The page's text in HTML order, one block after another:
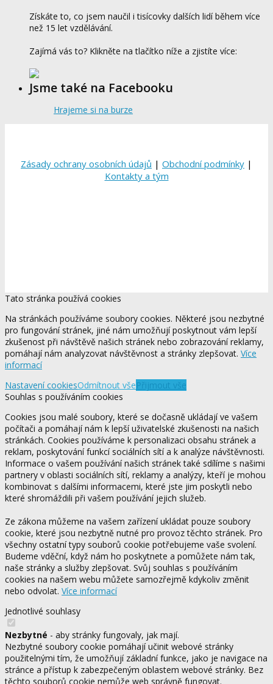
Získáte to, co jsem naučil i tisícovky dalších lidí během více
než 15 let vzdělávání.
Zajímá vás to? Klikněte na tlačítko níže a zjistíte více:
Jsme také na Facebooku
Hrajeme si na burze
Zásady ochrany osobních údajů | Obchodní podmínky |
Kontakty a tým
Tato stránka používá cookies
Na stránkách používáme soubory cookies. Některé jsou nezbytné
pro fungování stránek, jiné nám umožňují poskytnout vám lepší
zkušenost při návštěvě našich stránek nebo zobrazování reklamy,
pomáhají nám analyzovat návštěvnost a stránky zlepšovat. Více
informací
Nastavení cookiesOdmítnout všePřijmout vše
Souhlas s používáním cookies
Cookies jsou malé soubory, které se dočasně ukládají ve vašem
počítači a pomáhají nám k lepší uživatelské zkušenosti na našich
stránkách. Cookies používáme k personalizaci obsahu stránek a
reklam, poskytování funkcí sociálních sítí a k analýze návštěvnosti.
Informace o vašem používání našich stránek také sdílíme s našimi
partnery v oblasti sociálních sítí, reklamy a analýzy, kteří je mohou
kombinovat s dalšími informacemi, které jste jim poskytli nebo
které shromáždili při vašem používání jejich služeb.
Ze zákona můžeme na vašem zařízení ukládat pouze soubory
cookie, které jsou nezbytně nutné pro provoz těchto stránek. Pro
všechny ostatní typy souborů cookie potřebujeme vaše svolení.
Budeme vděční, když nám ho poskytnete a pomůžete nám tak,
naše stránky a služby zlepšovat. Svůj souhlas s používáním
cookies na našem webu můžete samozřejmě kdykoliv změnit
nebo odvolat. Více informací
Jednotlivé souhlasy
Nezbytné - aby stránky fungovaly, jak mají.
Nezbytné soubory cookie pomáhají učinit webové stránky
použitelnými tím, že umožňují základní funkce, jako je navigace na
stránce a přístup k zabezpečeným oblastem webové stránky. Bez
těchto souborů cookie nemůže web správně fungovat.